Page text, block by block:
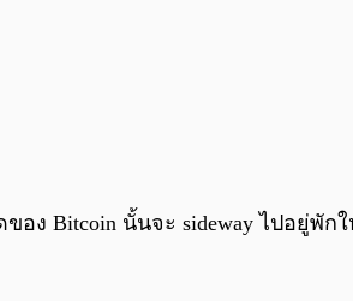
อง Bitcoin นั้นจะ sideway ไปอยู่พั